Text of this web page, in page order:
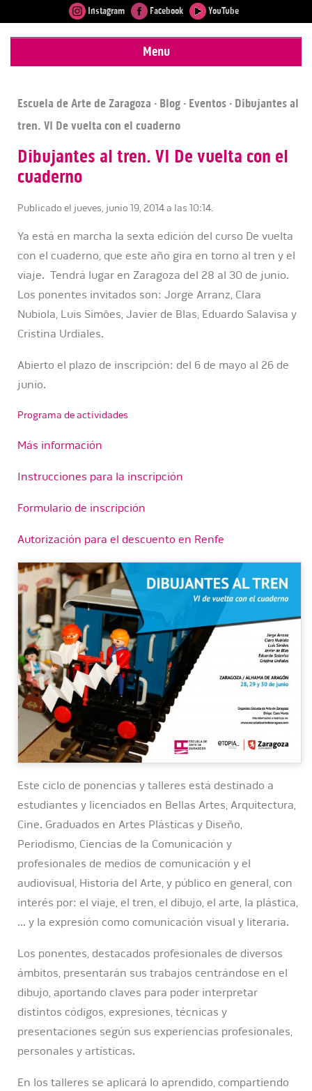
Instagram Facebook YouTube
Menu
Escuela de Arte de Zaragoza · Blog · Eventos · Dibujantes al
tren. VI De vuelta con el cuaderno
Dibujantes al tren. VI De vuelta con el
cuaderno
Publicado el jueves, junio 19, 2014 a las 10:14.
Ya está en marcha la sexta edición del curso De vuelta
con el cuaderno, que este año gira en torno al tren y el
viaje. Tendrá lugar en Zaragoza del 28 al 30 de junio.
Los ponentes invitados son: Jorge Arranz, Clara
Nubiola, Luis Simôes, Javier de Blas, Eduardo Salavisa y
Cristina Urdiales.
Abierto el plazo de inscripción: del 6 de mayo al 26 de
junio.
Programa de actividades
Más información
Instrucciones para la inscripción
Formulario de inscripción
Autorización para el descuento en Renfe
Este ciclo de ponencias y talleres está destinado a
estudiantes y licenciados en Bellas Artes, Arquitectura,
Cine. Graduados en Artes Plásticas y Diseño,
Periodismo, Ciencias de la Comunicación y
profesionales de medios de comunicación y el
audiovisual, Historia del Arte, y público en general, con
interés por: el viaje, el tren, el dibujo, el arte, la plástica,
… y la expresión como comunicación visual y literaria.
Los ponentes, destacados profesionales de diversos
ámbitos, presentarán sus trabajos centrándose en el
dibujo, aportando claves para poder interpretar
distintos códigos, expresiones, técnicas y
presentaciones según sus experiencias profesionales,
personales y artísticas.
En los talleres se aplicará lo aprendido, compartiendo